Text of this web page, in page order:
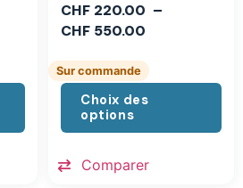
CHF 220.00 –
CHF 550.00
Sur commande
Choix des
options
Comparer